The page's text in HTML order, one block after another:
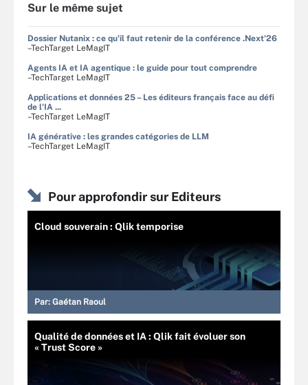
Sur le même sujet
Dossier Nutanix : ce qu'il faut retenir de la conférence .Next'26
–TechTarget LeMagIT
Agents IA et IA agentique : le guide pour tout comprendre
–TechTarget LeMagIT
Applications et données 25 – Les éditeurs français face au défi
de l'IA ...
–TechTarget LeMagIT
IA générative : les grandes catégories de LLM
–TechTarget LeMagIT
Pour approfondir sur Editeurs
Cloud souverain : Qlik temporise
Par: Gaétan Raoul
Qualité de données et IA : Qlik fait évoluer son
« Trust Score »